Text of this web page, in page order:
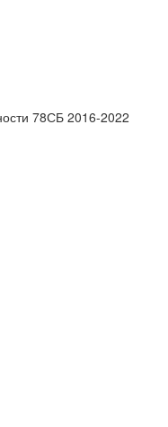
78СБ 2016-2022